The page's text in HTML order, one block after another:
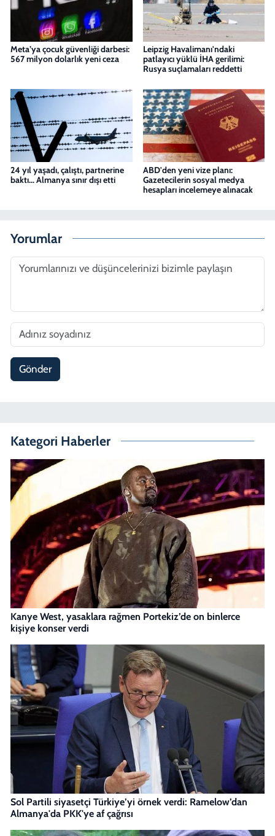
Meta’ya çocuk güvenliği darbesi:
567 milyon dolarlık yeni ceza
Leipzig Havalimanı'ndaki
patlayıcı yüklü İHA gerilimi:
Rusya suçlamaları reddetti
24 yıl yaşadı, çalıştı, partnerine
baktı... Almanya sınır dışı etti
ABD'den yeni vize planı:
Gazetecilerin sosyal medya
hesapları incelemeye alınacak
Yorumlar
Gönder
Kategori Haberler
Kanye West, yasaklara rağmen Portekiz’de on binlerce
kişiye konser verdi
Sol Partili siyasetçi Türkiye’yi örnek verdi: Ramelow’dan
Almanya'da PKK'ye af çağrısı